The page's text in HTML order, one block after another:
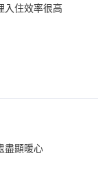
入住效率很高
盡顯暖心